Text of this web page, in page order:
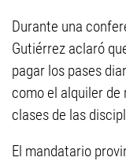
Durante una
Gutiérrez aclaró
pagar los pases
como el alquiler de
clases de las
El mandatario